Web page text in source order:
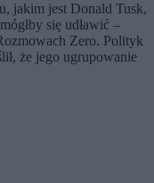
jakim jest Donald Tusk,
się udławić –
Zero. Polityk
że jego ugrupowanie